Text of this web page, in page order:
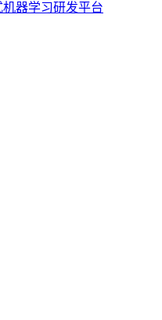
机器学习研发平台